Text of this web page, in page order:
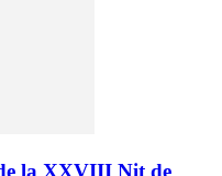
la XXVIII Nit de